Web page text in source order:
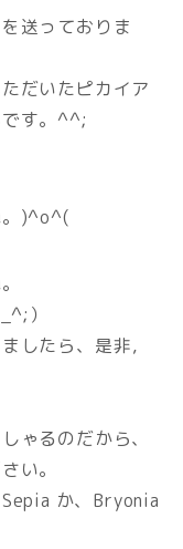
送っておりま
だいたピカイア
です。^^;
。)^o^(
）
したら、是非，
ゃるのだから、
い。
か、Bryonia